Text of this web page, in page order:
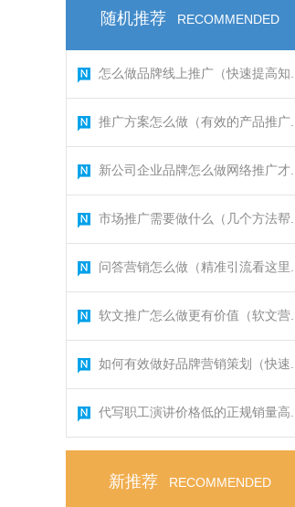
随机推荐 RECOMMENDED
怎么做品牌线上推广（快速提高知...
推广方案怎么做（有效的产品推广...
新公司企业品牌怎么做网络推广才...
市场推广需要做什么（几个方法帮...
问答营销怎么做（精准引流看这里...
软文推广怎么做更有价值（软文营...
如何有效做好品牌营销策划（快速...
代写职工演讲价格低的正规销量高...
新推荐 RECOMMENDED